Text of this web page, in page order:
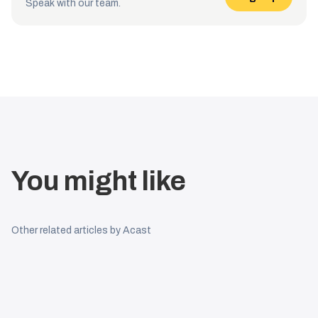
Speak with our team.
You might like
Other related articles by Acast